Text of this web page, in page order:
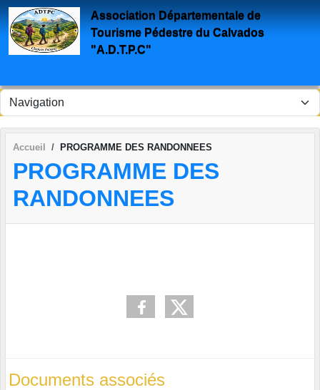
Association Départementale de
Tourisme Pédestre du Calvados
"A.D.T.P.C"
Accueil PROGRAMME DES RANDONNEES
PROGRAMME DES
RANDONNEES
Documents associés
Panneau de gestion des cookies